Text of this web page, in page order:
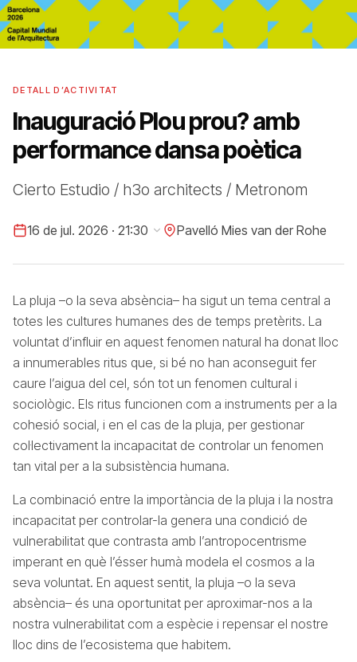
DETALL D’ACTIVITAT
Inauguració Plou prou? amb
performance dansa poètica
Cierto Estudio / h3o architects / Metronom
16 de jul. 2026 · 21:30 Pavelló Mies van der Rohe
La pluja –o la seva absència– ha sigut un tema central a
totes les cultures humanes des de temps pretèrits. La
voluntat d’influir en aquest fenomen natural ha donat lloc
a innumerables ritus que, si bé no han aconseguit fer
caure l’aigua del cel, són tot un fenomen cultural i
sociològic. Els ritus funcionen com a instruments per a la
cohesió social, i en el cas de la pluja, per gestionar
col·lectivament la incapacitat de controlar un fenomen
tan vital per a la subsistència humana.
La combinació entre la importància de la pluja i la nostra
incapacitat per controlar-la genera una condició de
vulnerabilitat que contrasta amb l’antropocentrisme
imperant en què l’ésser humà modela el cosmos a la
seva voluntat. En aquest sentit, la pluja –o la seva
absència– és una oportunitat per aproximar-nos a la
nostra vulnerabilitat com a espècie i repensar el nostre
lloc dins de l’ecosistema que habitem.